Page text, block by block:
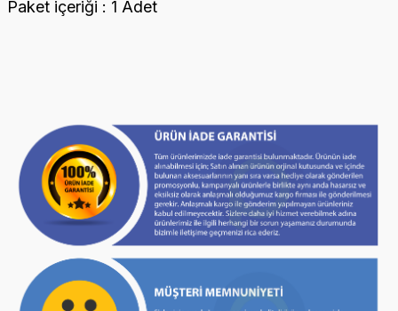
Paket içeriği : 1 Adet